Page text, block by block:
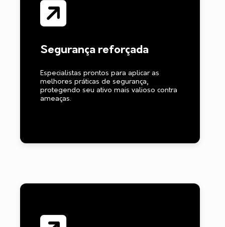
Segurança reforçada
Especialistas prontos para aplicar as
melhores práticas de segurança,
protegendo seu ativo mais valioso contra
ameaças.